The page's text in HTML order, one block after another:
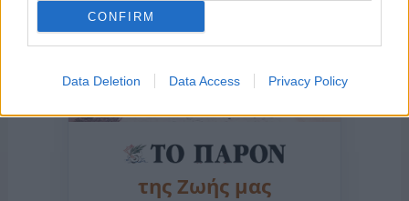
CONFIRM
Data Deletion Data Access Privacy Policy
της Ζωής μας